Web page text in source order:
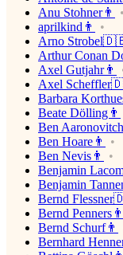
Anu Stohner👨
aprilkind👨
Arno
Arthur Conan
Axel Gutjahr👨
Axel
Barbara
Beate Dölling👨
Ben
Ben Hoare👨
Ben Nevis👨
Benjamin
Benjamin
Bernd
Bernd Penners👨
Bernd Schurf👨
Bernhard